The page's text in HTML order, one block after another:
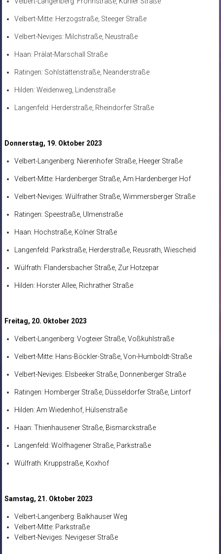
Velbert-Mitte: Herzogstraße, Steeger Straße
Velbert-Neviges: Milchstraße, Neustraße
Haan: Prälat-Marschall Straße
Ratingen: Sohlstättenstraße, Neanderstraße
Hilden: Weidenweg, Lindenstraße
Langenfeld: Herderstraße, Rheindorfer Straße
Donnerstag, 19. Oktober 2023
Velbert-Langenberg: Nierenhofer Straße, Heeger Straße
Velbert-Mitte: Hardenberger Straße, Am Hardenberger Hof
Velbert-Neviges: Wülfrather Straße, Wimmersberger Straße
Ratingen: Speestraße, Ulmenstraße
Haan: Hochstraße, Kölner Straße
Langenfeld: Parkstraße, Herderstraße, Reusrath, Wiescheid
Wülfrath: Flandersbacher Straße, Zur Hotzepar
Hilden: Horster Allee, Richrather Straße
Freitag, 20. Oktober 2023
Velbert-Langenberg: Vogteier Straße, Voßkuhlstraße
Velbert-Mitte: Hans-Böckler-Straße, Von-Humboldt-Straße
Velbert-Neviges: Elsbeeker Straße, Donnenberger Straße
Ratingen: Homberger Straße, Düsseldorfer Straße, Lintorf
Hilden: Am Wiedenhof, Hülsenstraße
Haan: Thienhausener Straße, Bismarckstraße
Langenfeld: Wolfhagener Straße, Parkstraße
Wülfrath: Kruppstraße, Koxhof
Samstag, 21. Oktober 2023
Velbert-Langenberg: Balkhauser Weg
Velbert-Mitte: Parkstraße
Velbert-Neviges: Nevigeser Straße